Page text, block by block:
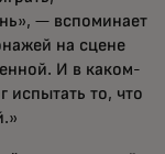
— вспоминает
на сцене
И в каком-
испытать то, что